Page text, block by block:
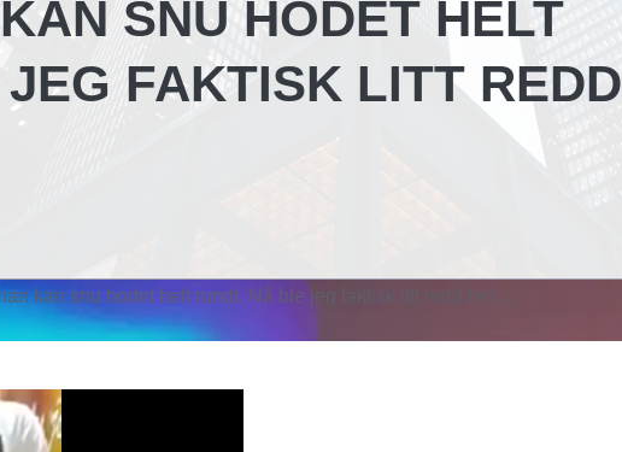
SNU HODET HELT
FAKTISK LITT REDD
kan snu hodet helt rundt. Nå ble jeg faktisk litt redd her…